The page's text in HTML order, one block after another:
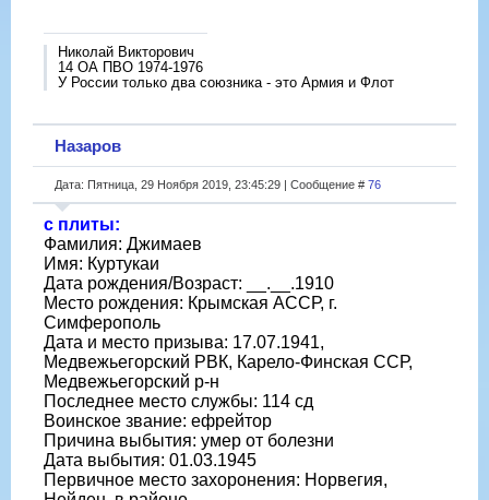
Николай Викторович
14 ОА ПВО 1974-1976
У России только два союзника - это Армия и Флот
Назаров
Дата: Пятница, 29 Ноября 2019, 23:45:29 | Сообщение # 76
с плиты:
Фамилия: Джимаев
Имя: Куртукаи
Дата рождения/Возраст: __.__.1910
Место рождения: Крымская АССР, г.
Симферополь
Дата и место призыва: 17.07.1941,
Медвежьегорский РВК, Карело-Финская ССР,
Медвежьегорский р-н
Последнее место службы: 114 сд
Воинское звание: ефрейтор
Причина выбытия: умер от болезни
Дата выбытия: 01.03.1945
Первичное место захоронения: Норвегия,